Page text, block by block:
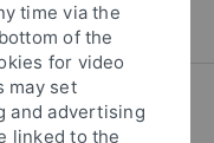
für Pharmazeuten
time via the
of the
for video
may set
and advertising
linked to the